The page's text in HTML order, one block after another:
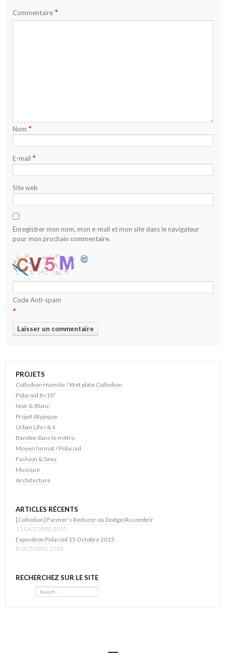
Commentaire *
Nom *
E-mail *
Site web
Enregistrer mon nom, mon e-mail et mon site dans le navigateur
pour mon prochain commentaire.
Code Anti-spam
*
PROJETS
Collodion Humide / Wet plate Collodion
Polaroid 8×10″
Noir & Blanc
Projet Atypique
Urban Life I & II
Bambie dans le métro
Moyen format / Polaroid
Fashion & Sexy
Musique
Architecture
ARTICLES RÉCENTS
[Collodion] Farmer’s Reducer ou Dodge/Assombrir
11 OCTOBRE 2015
Exposition Polaroid 15 Octobre 2015
8 OCTOBRE 2015
RECHERCHEZ SUR LE SITE
Search